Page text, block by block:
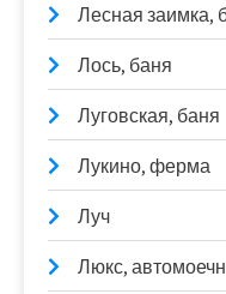
Лесная заимка,
Лось, баня
Луговская, баня
Лукино, ферма
Луч
Люкс,